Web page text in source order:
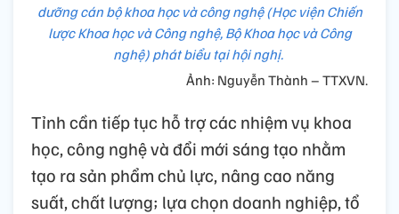
dưỡng cán bộ khoa học và công nghệ (Học viện Chiến
lược Khoa học và Công nghệ, Bộ Khoa học và Công
nghệ) phát biểu tại hội nghị.
Ảnh: Nguyễn Thành – TTXVN.
Tỉnh cần tiếp tục hỗ trợ các nhiệm vụ khoa
học, công nghệ và đổi mới sáng tạo nhằm
tạo ra sản phẩm chủ lực, nâng cao năng
suất, chất lượng; lựa chọn doanh nghiệp, tổ